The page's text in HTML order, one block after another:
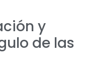
y
de las